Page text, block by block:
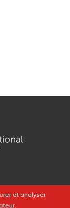
et analyser